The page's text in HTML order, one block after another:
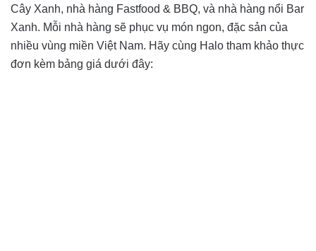
Cây Xanh, nhà hàng Fastfood & BBQ, và nhà hàng nổi Bar
Xanh. Mỗi nhà hàng sẽ phục vụ món ngon, đặc sản của
nhiều vùng miền Việt Nam. Hãy cùng Halo tham khảo thực
đơn kèm bảng giá dưới đây: